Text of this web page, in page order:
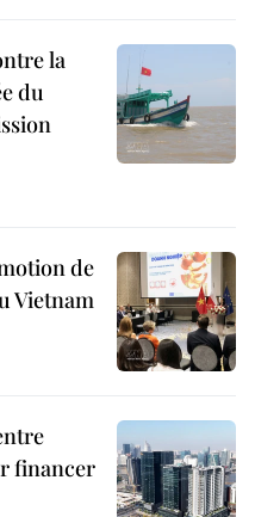
la
du
de
Vietnam
financer